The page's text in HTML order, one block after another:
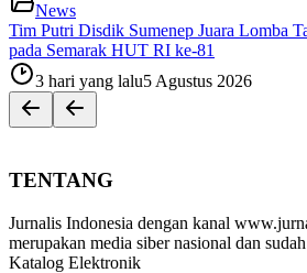
News
Tim Putri Disdik Sumenep Juara Lomba
pada Semarak HUT RI ke-81
3 hari yang lalu5 Agustus 2026
TENTANG
Jurnalis Indonesia dengan kanal
merupakan media siber nasional dan
Katalog Elektronik